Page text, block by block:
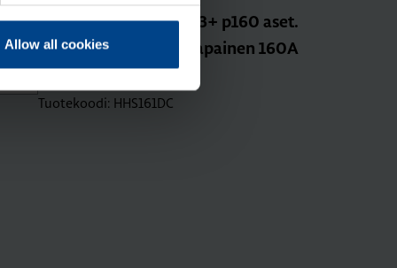
Allow all cookies
Kom­pak­ti­kat­kai­si­ja h3+ p160 aset.
TM-suo­ja­re­leel­lä 4-na­pai­nen 160A
Tuotekoodi: HHS161DC